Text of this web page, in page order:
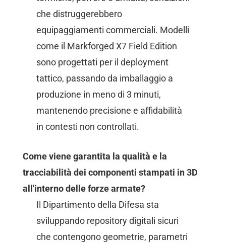
che distruggerebbero
equipaggiamenti commerciali. Modelli
come il Markforged X7 Field Edition
sono progettati per il deployment
tattico, passando da imballaggio a
produzione in meno di 3 minuti,
mantenendo precisione e affidabilità
in contesti non controllati.
Come viene garantita la qualità e la
tracciabilità dei componenti stampati in 3D
all'interno delle forze armate?
Il Dipartimento della Difesa sta
sviluppando repository digitali sicuri
che contengono geometrie, parametri